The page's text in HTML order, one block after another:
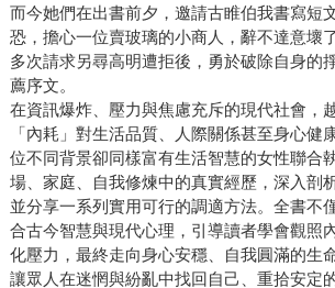
而今她們在出書前夕，邀請古睢伯我書寫短
恐，擔心一位賣玻璃的小商人，辭不達意壞
多次請求另尋高明遭拒後，勇於破除自身的
薦序文。
在資訊爆炸、壓力與焦慮充斥的現代社會，
「內耗」對生活品質、人際關係甚至身心健
位不同背景卻同樣富有生活智慧的女性聯合
場、家庭、自我修煉中的真實經歷，深入剖
並分享一系列實用可行的調適方法。全書不
合古今智慧與現代心理，引導讀者學會觀照
化壓力，最終走向身心安穩、自我圓滿的生
讓眾人在迷惘與紛亂中找回自己、重拾安定